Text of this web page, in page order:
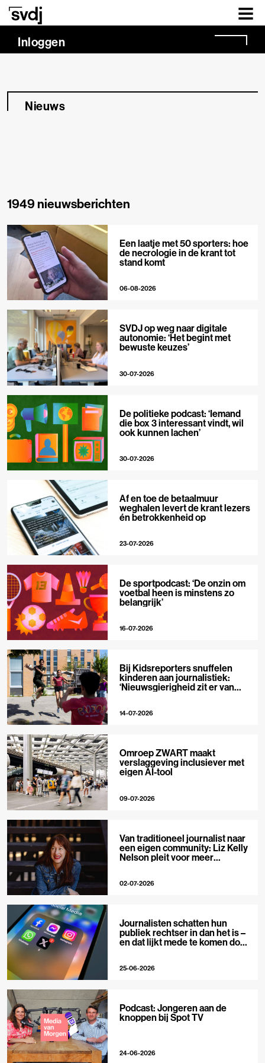
Naar hoofdinhoud
Inloggen
Nieuws
1949 nieuwsberichten
Een laatje met 50 sporters: hoe
de necrologie in de krant tot
stand komt
06-08-2026
SVDJ op weg naar digitale
autonomie: ‘Het begint met
bewuste keuzes’
30-07-2026
De politieke podcast: ‘Iemand
die box 3 interessant vindt, wil
ook kunnen lachen’
30-07-2026
Af en toe de betaalmuur
weghalen levert de krant lezers
én betrokkenheid op
23-07-2026
De sportpodcast: ‘De onzin om
voetbal heen is minstens zo
belangrijk’
16-07-2026
Bij Kidsreporters snuffelen
kinderen aan journalistiek:
‘Nieuwsgierigheid zit er van
14-07-2026
Omroep ZWART maakt
verslaggeving inclusiever met
eigen AI-tool
09-07-2026
Van traditioneel journalist naar
een eigen community: Liz Kelly
Nelson pleit voor meer
02-07-2026
Journalisten schatten hun
publiek rechtser in dan het is –
en dat lijkt mede te komen door
25-06-2026
Podcast: Jongeren aan de
knoppen bij Spot TV
24-06-2026